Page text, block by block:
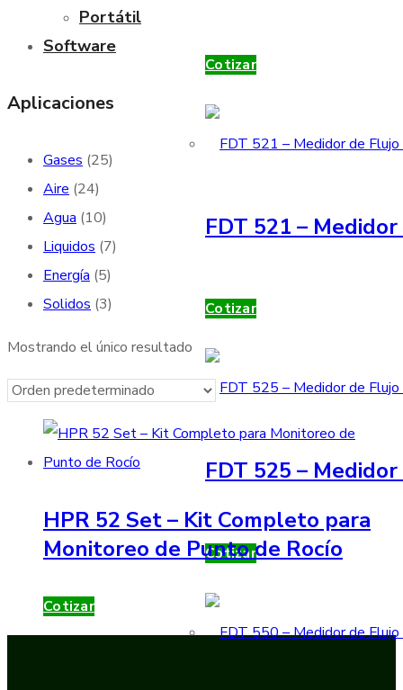
Cotizar
FDT 521 –
Cotizar
FDT 525 –
Cotizar
Portátil
Software
Aplicaciones
Gases (25)
Aire (24)
Agua (10)
Liquidos (7)
Energía (5)
Solidos (3)
Mostrando el único resultado
HPR 52 Set – Kit Completo para
Monitoreo de Punto de Rocío
Cotizar